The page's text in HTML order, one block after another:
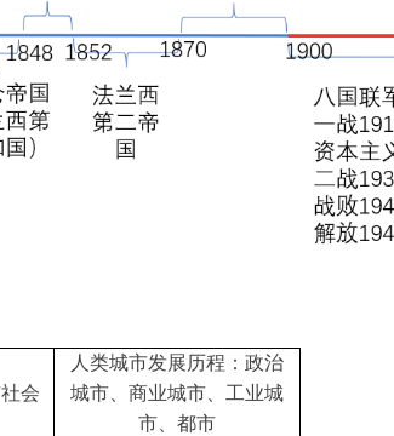
会
人类城市发展历程：政治
城市、商业城市、工业城
市、都市